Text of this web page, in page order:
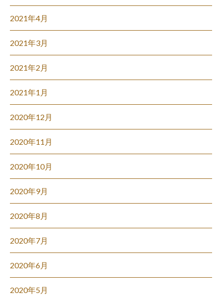
2021年4月
2021年3月
2021年2月
2021年1月
2020年12月
2020年11月
2020年10月
2020年9月
2020年8月
2020年7月
2020年6月
2020年5月